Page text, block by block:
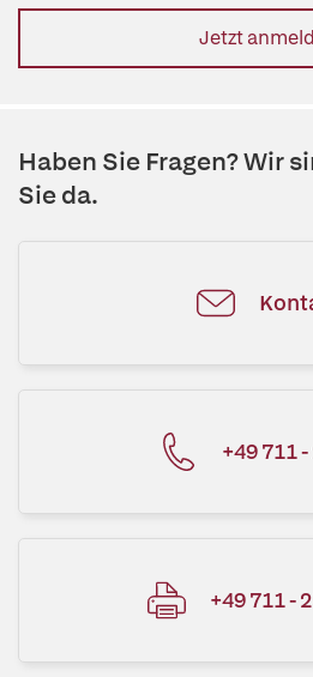
Jetzt
Haben Sie Fragen? Wir
Sie da.
+49 711
+49 711 -